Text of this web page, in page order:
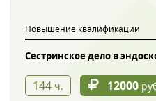
Повышение квалификации
Сестринское дело в
144 ч. 12000
Нажимая на кнопку, вы даете